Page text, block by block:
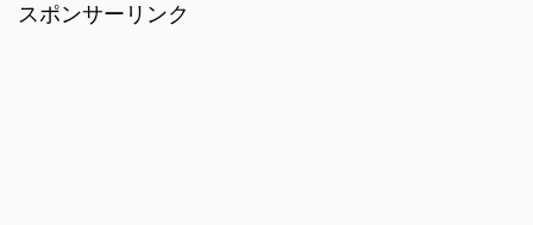
スポンサーリンク